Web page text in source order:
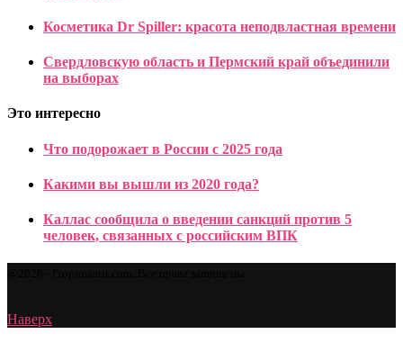
Косметика Dr Spiller: красота неподвластная времени
Свердловскую область и Пермский край объединили
на выборах
Это интересно
Что подорожает в России с 2025 года
Какими вы вышли из 2020 года?
Каллас сообщила о введении санкций против 5
человек, связанных с российским ВПК
Наверх